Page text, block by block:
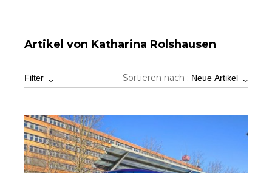
Artikel von Katharina Rolshausen
Filter Sortieren nach : Neue Artikel